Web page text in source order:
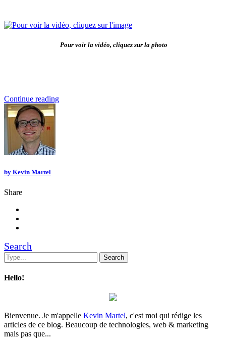
Pour voir la vidéo, cliquez sur la photo
Continue reading
by Kevin Martel
Share
Search
Hello!
Bienvenue. Je m'appelle Kevin Martel, c'est moi qui rédige les
articles de ce blog. Beaucoup de technologies, web & marketing
mais pas que...